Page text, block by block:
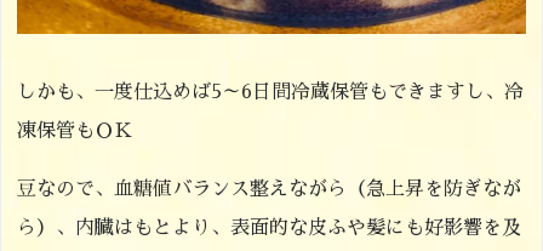
しかも、一度仕込めば5～6日間冷蔵保管もできますし、冷
凍保管もＯＫ
豆なので、血糖値バランス整えながら（急上昇を防ぎなが
ら）、内臓はもとより、表面的な皮ふや髪にも好影響を及